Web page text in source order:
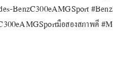
BenzC300eAMGSport
มือสองสภาพดี